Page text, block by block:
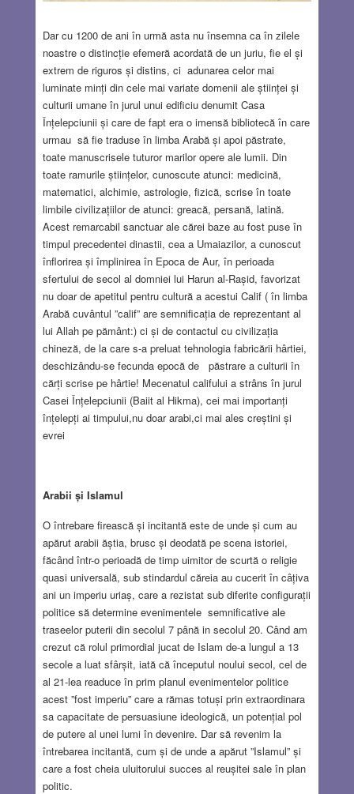
Dar cu 1200 de ani în urmă asta nu însemna ca în zilele
noastre o distincție efemeră acordată de un juriu, fie el și
extrem de riguros și distins, ci adunarea celor mai
luminate minți din cele mai variate domenii ale științei și
culturii umane în jurul unui edificiu denumit Casa
Înțelepciunii și care de fapt era o imensă bibliotecă în care
urmau să fie traduse în limba Arabă și apoi păstrate,
toate manuscrisele tuturor marilor opere ale lumii. Din
toate ramurile științelor, cunoscute atunci: medicină,
matematici, alchimie, astrologie, fizică, scrise în toate
limbile civilizațiilor de atunci: greacă, persană, latină.
Acest remarcabil sanctuar ale cărei baze au fost puse în
timpul precedentei dinastii, cea a Umaiazilor, a cunoscut
înflorirea și împlinirea în Epoca de Aur, în perioada
sfertului de secol al domniei lui Harun al-Rașid, favorizat
nu doar de apetitul pentru cultură a acestui Calif ( în limba
Arabă cuvântul ”calif” are semnificația de reprezentant al
lui Allah pe pământ:) ci și de contactul cu civilizația
chineză, de la care s-a preluat tehnologia fabricării hârtiei,
deschizându-se fecunda epocă de păstrare a culturii în
cărți scrise pe hârtie! Mecenatul califului a strâns în jurul
Casei Înțelepciunii (Baiit al Hikma), cei mai importanți
înțelepți ai timpului,nu doar arabi,ci mai ales creștini și
evrei
Arabii și Islamul
O întrebare firească și incitantă este de unde și cum au
apărut arabii ăștia, brusc și deodată pe scena istoriei,
făcând într-o perioadă de timp uimitor de scurtă o religie
quasi universală, sub stindardul căreia au cucerit în câțiva
ani un imperiu uriaș, care a rezistat sub diferite configurații
politice să determine evenimentele semnificative ale
traseelor puterii din secolul 7 până in secolul 20. Când am
crezut că rolul primordial jucat de Islam de-a lungul a 13
secole a luat sfârșit, iată că începutul noului secol, cel de
al 21-lea readuce în prim planul evenimentelor politice
acest ”fost imperiu” care a rămas totuși prin extraordinara
sa capacitate de persuasiune ideologică, un potențial pol
de putere al unei lumi în devenire. Dar să revenim la
întrebarea incitantă, cum și de unde a apărut ”Islamul” și
care a fost cheia uluitorului succes al reușitei sale în plan
politic.